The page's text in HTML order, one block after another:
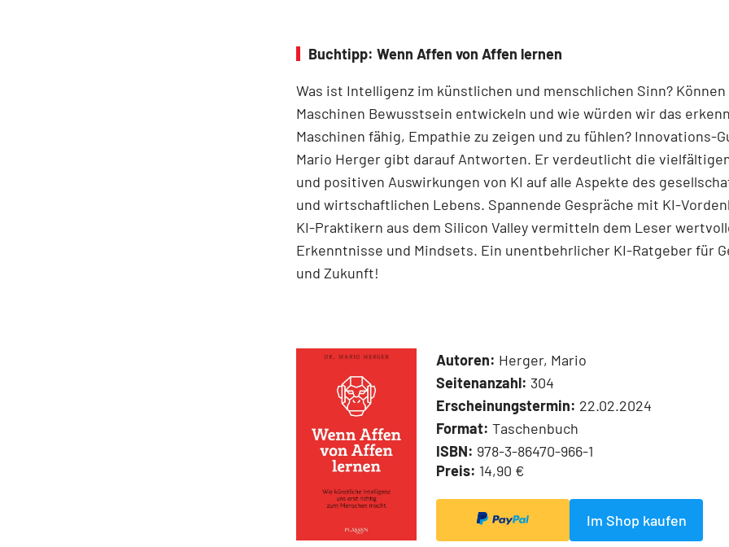
Buchtipp: Wenn Affen von Affen lernen
Was ist Intelligenz im künstlichen und menschlichen Sinn? Können
Maschinen Bewusstsein entwickeln und wie würden wir das
Maschinen fähig, Empathie zu zeigen und zu fühlen? Innovations-
Mario Herger gibt darauf Antworten. Er verdeutlicht die
und positiven Auswirkungen von KI auf alle Aspekte des
und wirtschaftlichen Lebens. Spannende Gespräche mit KI-
KI-Praktikern aus dem Silicon Valley vermitteln dem Leser
Erkenntnisse und Mindsets. Ein unentbehrlicher KI-Ratgeber für
und Zukunft!
Autoren: Herger, Mario
Seitenanzahl: 304
Erscheinungstermin: 22.02.2024
Format: Taschenbuch
ISBN: 978-3-86470-966-1
Preis: 14,90 €
Im Shop kaufen